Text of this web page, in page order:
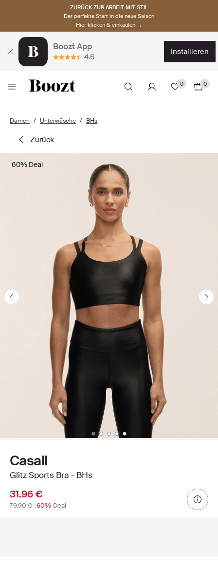
ZURÜCK ZUR ARBEIT MIT STIL
Der perfekte Start in die neue Saison
Hier klicken & einkaufen →
Boozt App
4.6
installieren
0 0
Damen Unterwäsche BHs
zurück
60% Deal
Casall
Glitz Sports Bra - BHs
31.96 €
79.90 € -60% Deal